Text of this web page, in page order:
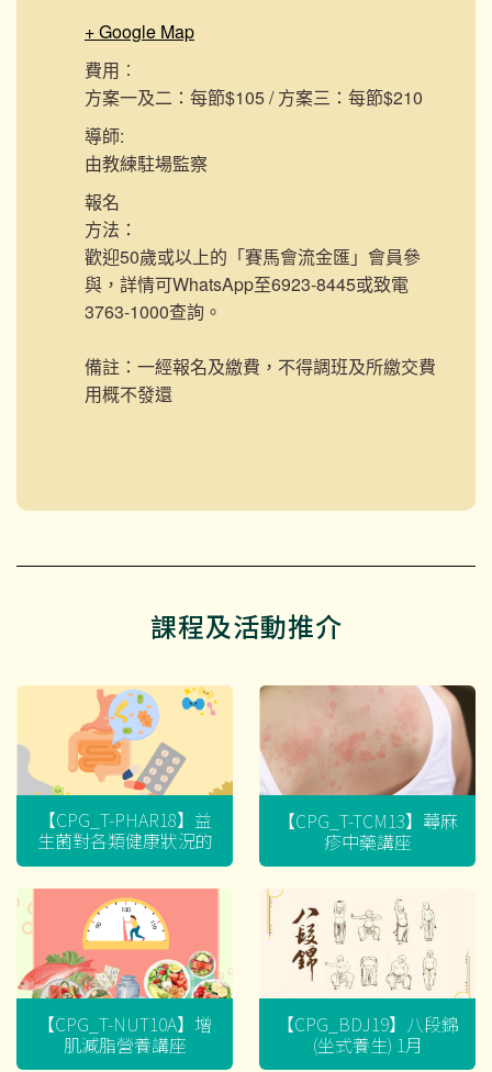
+ Google Map
費用︰
方案一及二：每節$105 / 方案三：每節$210
導師:
由教練駐場監察
報名
方法：
歡迎50歲或以上的「賽馬會流金匯」會員參
與，詳情可WhatsApp至6923-8445或致電
3763-1000查詢。
備註：一經報名及繳費，不得調班及所繳交費
用概不發還
課程及活動推介
【CPG_T-PHAR18】益
生菌對各類健康狀況的
迷思
【CPG_T-TCM13】蕁麻
疹中藥講座
【CPG_T-NUT10A】增
肌減脂營養講座
【CPG_BDJ19】八段錦
(坐式養生) 1月